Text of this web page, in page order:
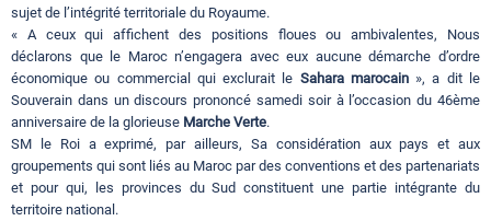
sujet de l’intégrité territoriale du Royaume.
« A ceux qui affichent des positions floues ou ambivalentes, Nous
déclarons que le Maroc n’engagera avec eux aucune démarche d’ordre
économique ou commercial qui exclurait le Sahara marocain», a dit le
Souverain dans un discours prononcé samedi soir à l’occasion du 46ème
anniversaire de la glorieuse Marche Verte.
SM le Roi a exprimé, par ailleurs, Sa considération aux pays et aux
groupements qui sont liés au Maroc par des conventions et des partenariats
et pour qui, les provinces du Sud constituent une partie intégrante du
territoire national.